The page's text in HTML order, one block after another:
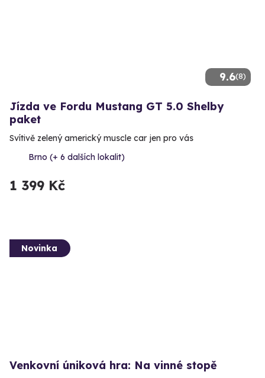
9.6(8)
Jízda ve Fordu Mustang GT 5.0 Shelby
paket
Svítivě zelený americký muscle car jen pro vás
Brno (+ 6 dalších lokalit)
1 399 Kč
Novinka
Venkovní úniková hra: Na vinné stopě